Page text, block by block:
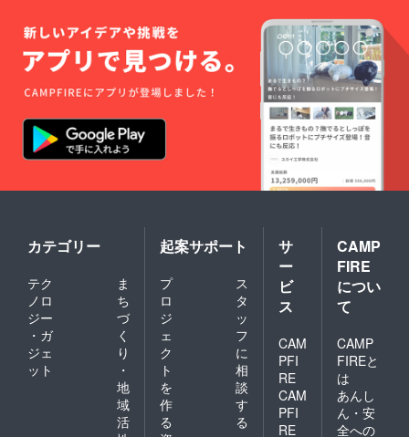
クチ
ン、ク
エン
酸、香
料､ロー
カスと
ビーン
ガム、
クチナ
シ色
タミン
グリセ
リン脂
肪酸エ
ステル､
(一部に
乳成
麦、
アーモ
ンド、
オレン
ジ、、
大豆、
りんご
全粉
乳）生
クリー
ム、
卵、バ
ター、
洋酒、
砂糖、
トレハ
化剤、
料（一
部に乳
成分、
卵、大
豆アー
モン
ド、オ
を含
む）
料：卵
（国
産）
チョコ
レート
（砂
糖 全
粉乳
ココア
ター
カカオ
マス）
ター、
脱脂濃
縮乳、
洋酒、
サラダ
油、砂
糖、ト
ロー
ス、レ
シチ
ン、香
料（一
部に乳
成分、
カテゴリー
テク
ノロ
ジー
・ガ
ジェ
ット
ま
ち
づ
く
り
・
地
域
活
起案サポート
プ
ロ
ジ
ェ
ク
ト
を
作
る
ス
タ
ッ
フ
に
相
談
す
る
サ
ー
ビ
ス
CAM
PFI
RE
CAM
PFI
RE
CAMP
FIRE
につい
て
CAMP
FIREと
は
あんし
ん・安
全への